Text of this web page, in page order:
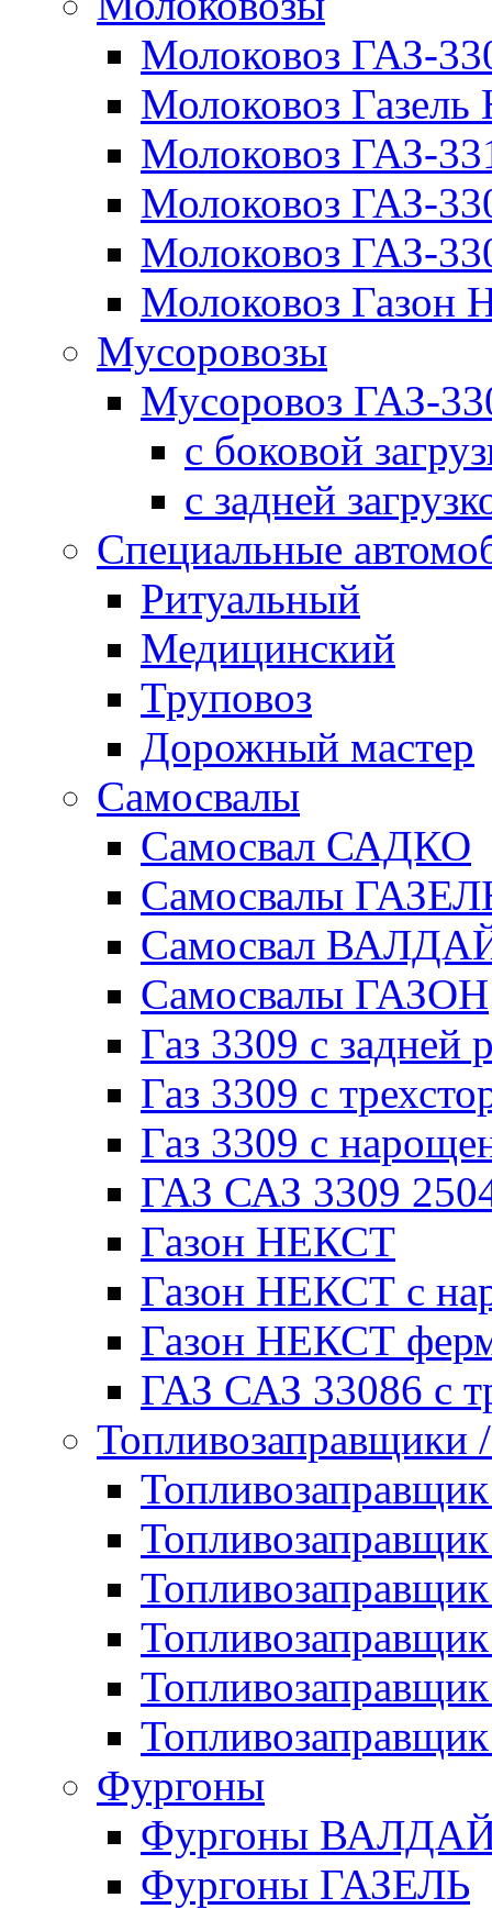
Молоковоз ГАЗ-
Молоковоз
Молоковоз ГАЗ-
Молоковоз ГАЗ-
Молоковоз ГАЗ-
Молоковоз Газон
Мусоровозы
Мусоровоз ГАЗ-
с боковой
с задней
Специальные
Ритуальный
Медицинский
Труповоз
Дорожный мастер
Самосвалы
Самосвал САДКО
Самосвалы
Самосвал
Самосвалы ГАЗОН
Газ 3309 с задней
Газ 3309 с
Газ 3309 с
ГАЗ САЗ 3309
Газон НЕКСТ
Газон НЕКСТ с
Газон НЕКСТ
ГАЗ САЗ 33086 с
Топливозаправщики
Фургоны
Фургоны
Фургоны ГАЗЕЛЬ